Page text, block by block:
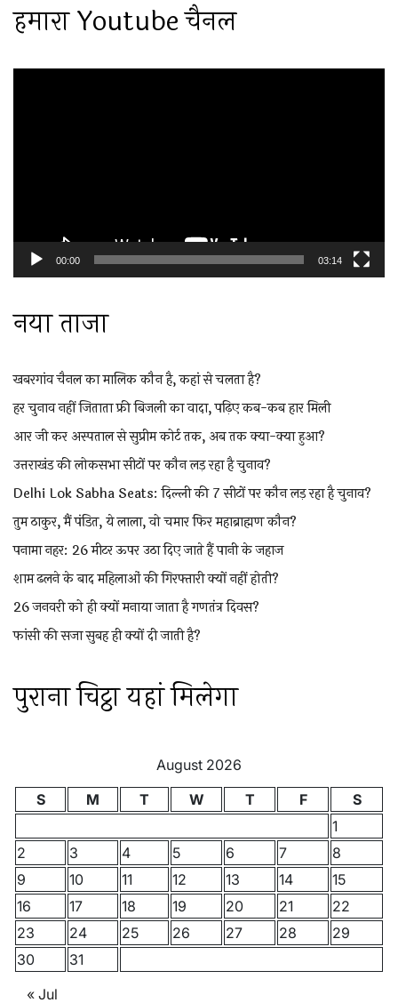
हमारा Youtube चैनल
00:00 03:14
नया ताजा
खबरगांव चैनल का मालिक कौन है, कहां से चलता है?
हर चुनाव नहीं जिताता फ्री बिजली का वादा, पढ़िए कब-कब हार मिली
आर जी कर अस्पताल से सुप्रीम कोर्ट तक, अब तक क्या-क्या हुआ?
उत्तराखंड की लोकसभा सीटों पर कौन लड़ रहा है चुनाव?
Delhi Lok Sabha Seats: दिल्ली की 7 सीटों पर कौन लड़ रहा है चुनाव?
तुम ठाकुर, मैं पंडित, ये लाला, वो चमार फिर महाब्राह्मण कौन?
पनामा नहर: 26 मीटर ऊपर उठा दिए जाते हैं पानी के जहाज
शाम ढलने के बाद महिलाओं की गिरफ्तारी क्यों नहीं होती?
26 जनवरी को ही क्यों मनाया जाता है गणतंत्र दिवस?
फांसी की सजा सुबह ही क्यों दी जाती है?
पुराना चिट्ठा यहां मिलेगा
August 2026
S
M T W T F
S
1
2
3 4 5 6 7
8
9
10 11 12 13 14
15
16
17 18 19 20 21
22
23
24 25 26 27 28
29
30
31
« Jul